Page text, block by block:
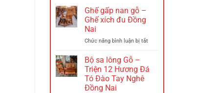
Ghế gấp nan gỗ –
Ghế xích đu Đồng
Nai
Chức năng bình luận bị tắtở
nan
gỗ
Bộ sa lông Gỗ –
Triện 12 Hương Đá
Tó Đào Tay Nghê
Đồng Nai